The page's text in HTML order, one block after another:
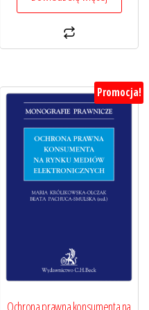
Promocja!
Ochrona prawna konsumenta na